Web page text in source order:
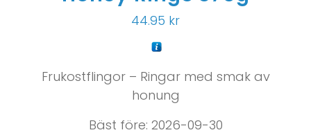
44.95 kr
Frukostflingor – Ringar med smak av
honung
Bäst före: 2026-09-30